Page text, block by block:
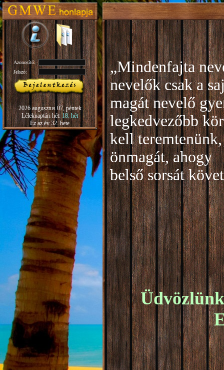
Azonosító:
Jelszó:
2026 augusztus 07, péntek
Léleknaptári hét:18. hét
Ez az év 32. hete
„Mindenfajta
nevelők csak a
magát nevelő
legkedvezőbb
kell
önmagát, ahogy
belső sorsát